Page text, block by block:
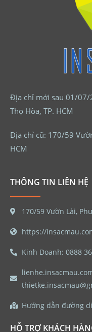
Địa chỉ mới sau 01/07/
Thọ Hòa, TP. HCM
Địa chỉ cũ: 170/59
HCM
THÔNG TIN LIÊN HỆ
170/59 Vườn Lài,
https://
Kinh Doanh: 0888
Hướng dẫn đường di
HỖ TRỢ KHÁCH